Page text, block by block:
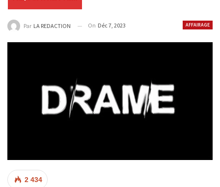
AFFAIRAGE
Par LA REDACTION On Déc 7, 2023
2 434